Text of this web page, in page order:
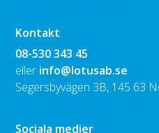
Kontakt
08-530 343 45
eller info@lotusab.se
Segersbyvägen 3B, 145 63
Sociala medier